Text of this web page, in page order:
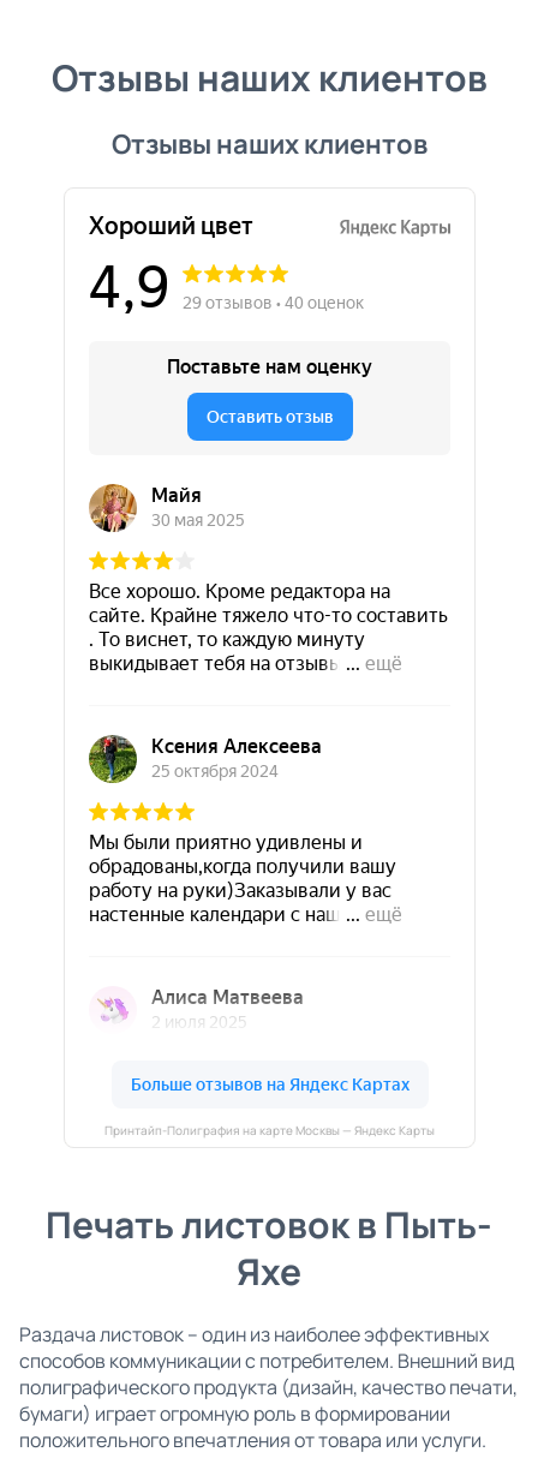
Отзывы наших клиентов
Отзывы наших клиентов
Принтайп-Полиграфия на карте Москвы — Яндекс Карты
Печать листовок в Пыть-
Яхе
Раздача листовок – один из наиболее эффективных
способов коммуникации с потребителем. Внешний вид
полиграфического продукта (дизайн, качество печати,
бумаги) играет огромную роль в формировании
положительного впечатления от товара или услуги.